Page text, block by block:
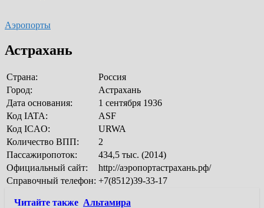
Аэропорты
Астрахань
Страна:
Россия
Город:
Астрахань
Дата основания:
1 сентября 1936
Код IATA:
ASF
Код ICAO:
URWA
Количество ВПП:
2
Пассажиропоток:
434,5 тыс. (2014)
Официальный сайт:
http://аэропортастрахань.рф/
Справочный телефон: +7(8512)39-33-17
Читайте также Альтамира